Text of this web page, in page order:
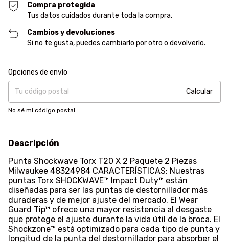
Compra protegida
Tus datos cuidados durante toda la compra.
Cambios y devoluciones
Si no te gusta, puedes cambiarlo por otro o devolverlo.
Entregas para el CP:
Opciones de envío
Calcular
No sé mi código postal
Descripción
Punta Shockwave Torx T20 X 2 Paquete 2 Piezas
Milwaukee 48324984 CARACTERÍSTICAS: Nuestras
puntas Torx SHOCKWAVE™ Impact Duty™ están
diseñadas para ser las puntas de destornillador más
duraderas y de mejor ajuste del mercado. El Wear
Guard Tip™ ofrece una mayor resistencia al desgaste
que protege el ajuste durante la vida útil de la broca. El
Shockzone™ está optimizado para cada tipo de punta y
longitud de la punta del destornillador para absorber el